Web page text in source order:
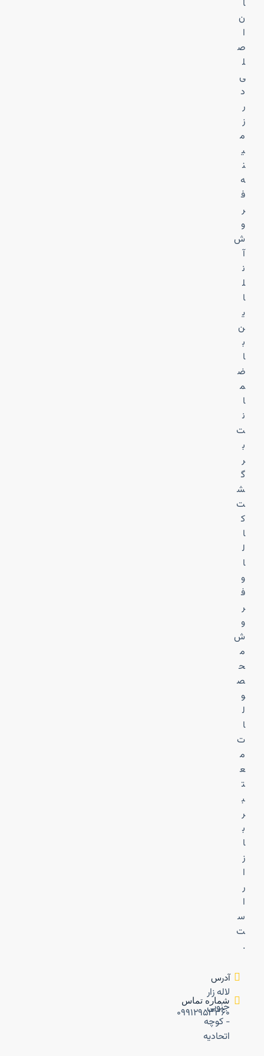
ا
ن
ا
ص
ل
ی
د
ر
ز
م
ی
ن
ه
ف
ر
و
ش
آ
ن
ل
ا
ی
ن
ب
ا
ض
م
ا
ن
ت
ب
ر
گ
ش
ت
ک
ا
ل
ا
و
ف
ر
و
ش
م
ح
ص
و
ل
ا
ت
م
ع
ت
ب
ر
ب
ا
ز
ا
ر
ا
س
ت
.
آدرس
لاله زار
جنوبی
- کوچه
اتحادیه
شماره تماس
۰۹۹۱۲۹۵۳۳۶۰